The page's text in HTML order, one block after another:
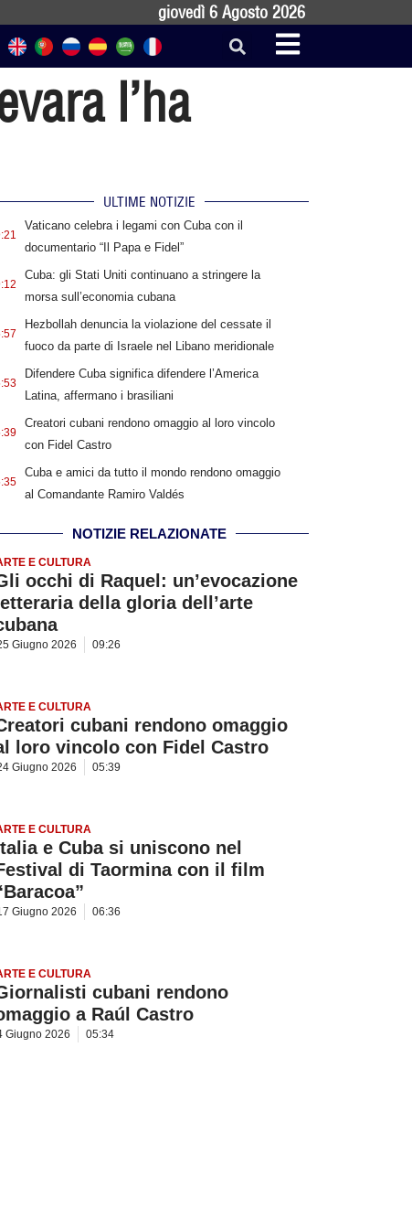
giovedì 6 Agosto 2026
l’ha
ULTIME NOTIZIE
Vaticano celebra i legami con Cuba con il
documentario “Il Papa e Fidel”
Cuba: gli Stati Uniti continuano a stringere la
morsa sull’economia cubana
Hezbollah denuncia la violazione del cessate il
fuoco da parte di Israele nel Libano meridionale
Difendere Cuba significa difendere l’America
Latina, affermano i brasiliani
Creatori cubani rendono omaggio al loro vincolo
con Fidel Castro
Cuba e amici da tutto il mondo rendono omaggio
al Comandante Ramiro Valdés
NOTIZIE RELAZIONATE
E CULTURA
occhi di Raquel: un’evocazione
letteraria della gloria dell’arte
Giugno 2026 09:26
E CULTURA
cubani rendono omaggio
loro vincolo con Fidel Castro
Giugno 2026 05:39
E CULTURA
e Cuba si uniscono nel
di Taormina con il film
Giugno 2026 06:36
E CULTURA
cubani rendono
a Raúl Castro
Giugno 2026 05:34